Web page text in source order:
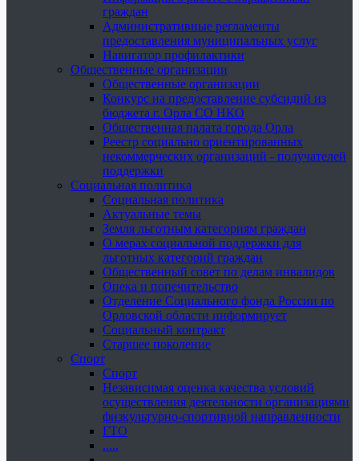
граждан
Административные регламенты
предоставления муниципальных услуг
Навигатор профилактики
Общественные организации
Общественные организации
Конкурс на предоставление субсидий из
бюджета г. Орла СО НКО
Общественная палата города Орла
Реестр социально ориентированных
некоммерческих организаций - получателей
поддержки
Социальная политика
Социальная политика
Актуальные темы
Земля льготным категориям граждан
О мерах социальной поддержки для
льготных категорий граждан
Общественный совет по делам инвалидов
Опека и попечительство
Отделение Социального фонда России по
Орловской области информирует
Социальный контракт
Старшее поколение
Спорт
Спорт
Независимая оценка качества условий
осуществления деятельности организациями
физкультурно-спортивной направленности
ГТО
.....